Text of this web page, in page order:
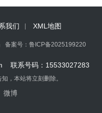
我们 XML地图
备案号： 鲁ICP备2025199220
联系号码：15533027283
，本站将立刻删除。
微博